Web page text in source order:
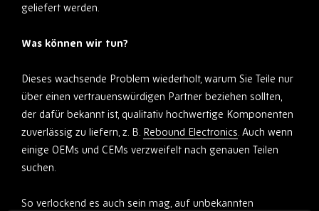
geliefert werden.
Was können wir tun?
Dieses wachsende Problem wiederholt, warum Sie Teile nur
über einen vertrauenswürdigen Partner beziehen sollten,
der dafür bekannt ist, qualitativ hochwertige Komponenten
zuverlässig zu liefern, z. B. Rebound Electronics. Auch wenn
einige OEMs und CEMs verzweifelt nach genauen Teilen
suchen.
So verlockend es auch sein mag, auf unbekannten